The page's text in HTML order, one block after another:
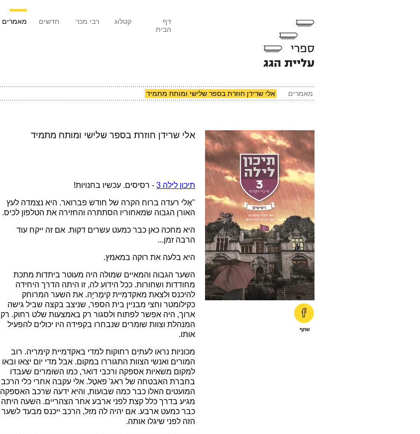
מאמרים חדשים רבי מכר קטלוג
דף
הבית
מאמרים אלי שרידן חוזרת בספר שלישי ומותח מתמיד
אלי שרידן חוזרת בספר שלישי ומותח מתמיד
תיכון לילה 3 - רסיסים. עכשיו בחנויות!
"אֶלי רעדה ברוח הקרה של חודש פברואר. היא נצמדה לעץ
האורן הגבוה שמאחוריו הסתתרה והחזירה את הטלפון לכיס.
היא מחכה כאן כבר כמעט עשרים דקות. אם זה ייקח עוד
הרבה זמן...
היא בלעה את רוקה במאמץ.
השער הגבוה והמאיים שמולה היה מעוטר ביתדות מתכת
מחודדות ושחורות. ככל הידוע לה, זו היתה הדרך היחידה
להיכנס ולצאת מאקדמיית קִימֶריָה. את השער המרוחק
כקילומטר וחצי מבניין בית הספר, שניצב בקצה שביל גישה
ארוך, היה אפשר לפתוח ולסגור רק באמצעות שלט רחוק. רק
המנהלת וצוות שומרים שנבחרו בקפידה היו יכולים להפעיל
אותו.
מכוניות נראו לעתים רחוקות למדי באקדמיית קימריה. רוב
המורים ואנשי הצוות התגוררו במקום. אבל מדי יום יצאו ובאו
למקום משאיות אספקה ורכבי דואר, כמו השומרים שעבדו
בחברת האבטחה של ראג' פאטֶל. אלי עקבה אחרי כלי הרכב
המועטים האלו כבר כמה שבועות, והיא ידעה שרכב האספקה
מגיע בדרך כלל קצת לפני ארבע אחר הצהריים. השעה היתה
כבר כמעט ארבע. אם יהיה לה מזל, הרכב ייכנס מבעד לשער
הזה לפני שיגלו אותה.